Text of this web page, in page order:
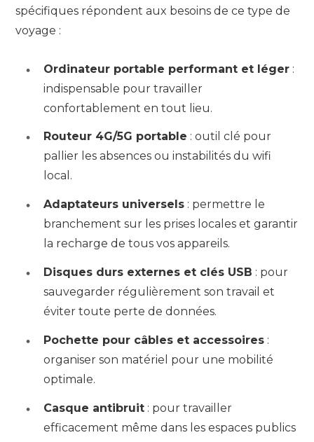
spécifiques répondent aux besoins de ce type de
voyage :
Ordinateur portable performant et léger :
indispensable pour travailler
confortablement en tout lieu.
Routeur 4G/5G portable : outil clé pour
pallier les absences ou instabilités du wifi
local.
Adaptateurs universels : permettre le
branchement sur les prises locales et garantir
la recharge de tous vos appareils.
Disques durs externes et clés USB : pour
sauvegarder régulièrement son travail et
éviter toute perte de données.
Pochette pour câbles et accessoires :
organiser son matériel pour une mobilité
optimale.
Casque antibruit : pour travailler
efficacement même dans les espaces publics